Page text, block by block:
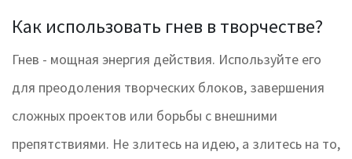
Как использовать гнев в творчестве?
Гнев - мощная энергия действия. Используйте его
для преодоления творческих блоков, завершения
сложных проектов или борьбы с внешними
препятствиями. Не злитесь на идею, а злитесь на то,